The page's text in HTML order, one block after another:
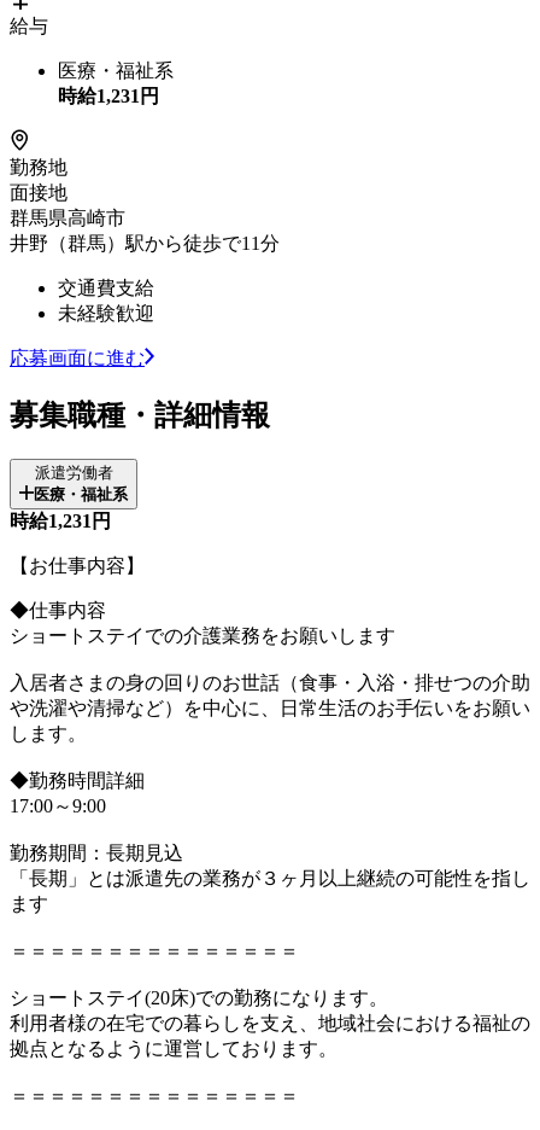
給与
医療・福祉系
時給1,231 円
勤務地
面接地
群馬県高崎市
井野（群馬）駅から徒歩で11分
交通費支給
未経験歓迎
応募画面に進む
募集職種・詳細情報
派遣労働者
医療・福祉系
時給1,231円
【お仕事内容】
◆仕事内容
ショートステイでの介護業務をお願いします
入居者さまの身の回りのお世話（食事・入浴・排せつの介助
や洗濯や清掃など）を中心に、日常生活のお手伝いをお願い
します。
◆勤務時間詳細
17:00～9:00
勤務期間：長期見込
「長期」とは派遣先の業務が３ヶ月以上継続の可能性を指し
ます
＝＝＝＝＝＝＝＝＝＝＝＝＝＝＝
ショートステイ(20床)での勤務になります。
利用者様の在宅での暮らしを支え、地域社会における福祉の
拠点となるように運営しております。
＝＝＝＝＝＝＝＝＝＝＝＝＝＝＝